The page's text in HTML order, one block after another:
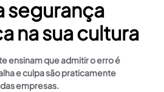
segurança
na sua cultura
ensinam que admitir o erro é
e culpa são praticamente
empresas.